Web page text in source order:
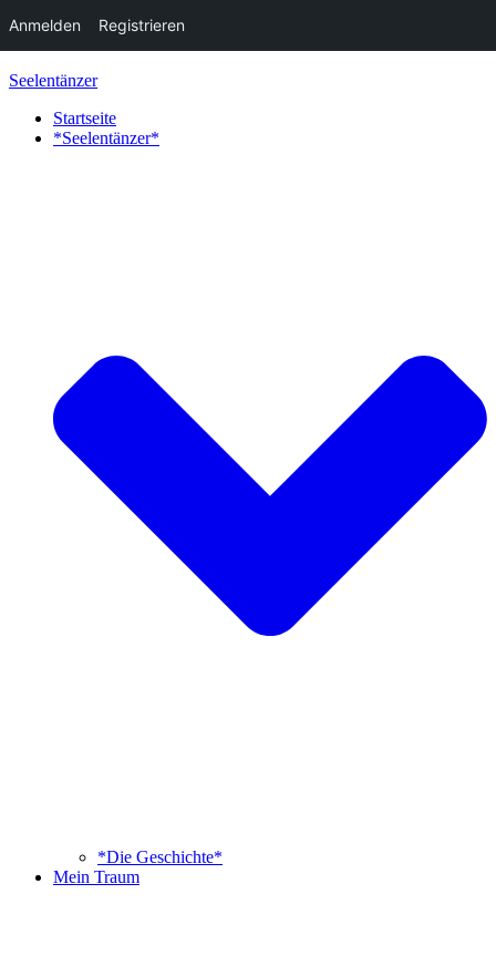
Anmelden Registrieren
Inhalt
springen
Seelentänzer
Startseite
*Seelentänzer*
*Die Geschichte*
Mein Traum